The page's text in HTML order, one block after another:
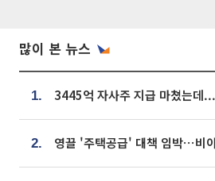
많이 본 뉴스
1.
2.